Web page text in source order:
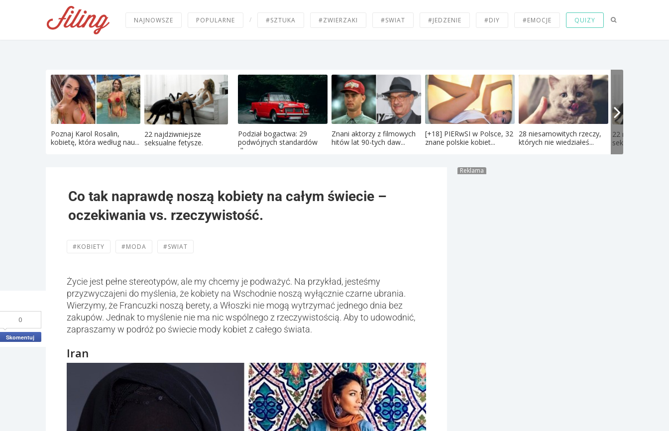
NAJNOWSZE POPULARNE / #SZTUKA #ZWIERZAKI #SWIAT #JEDZENIE #DIY #EMOCJE QUIZY
Poznaj Karol Rosalin,
kobietę, która według nau...
22 najdziwniejsze
seksualne fetysze.
Podział bogactwa: 29
podwójnych standardów
dla ...
Znani aktorzy z filmowych
hitów lat 90-tych daw...
[+18] PIERwSI w Polsce, 32
znane polskie kobiet...
28 niesamowitych rzeczy,
których nie wiedziałeś...
22 najdziwniejsze
seksualne
Co tak naprawdę noszą kobiety na całym świecie –
oczekiwania vs. rzeczywistość.
#KOBIETY #MODA #SWIAT
0
Skomentuj
Życie jest pełne stereotypów, ale my chcemy je podważyć. Na przykład, jesteśmy
przyzwyczajeni do myślenia, że kobiety na Wschodnie noszą wyłącznie czarne ubrania.
Wierzymy, że Francuzki noszą berety, a Włoszki nie mogą wytrzymać jednego dnia bez
zakupów. Jednak to myślenie nie ma nic wspólnego z rzeczywistością. Aby to udowodnić,
zapraszamy w podróż po świecie mody kobiet z całego świata.
Iran
Reklama